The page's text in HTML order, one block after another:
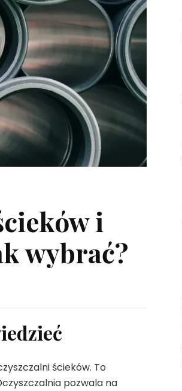
i
wybrać?
ścieków. To
pozwala na